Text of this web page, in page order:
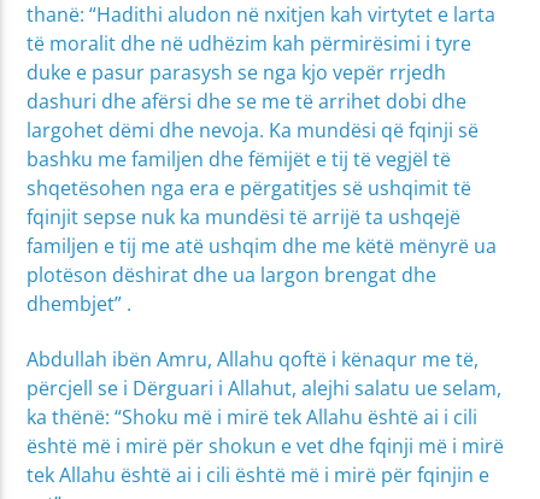
thanë: “Hadithi aludon në nxitjen kah virtytet e larta
të moralit dhe në udhëzim kah përmirësimi i tyre
duke e pasur parasysh se nga kjo vepër rrjedh
dashuri dhe afërsi dhe se me të arrihet dobi dhe
largohet dëmi dhe nevoja. Ka mundësi që fqinji së
bashku me familjen dhe fëmijët e tij të vegjël të
shqetësohen nga era e përgatitjes së ushqimit të
fqinjit sepse nuk ka mundësi të arrijë ta ushqejë
familjen e tij me atë ushqim dhe me këtë mënyrë ua
plotëson dëshirat dhe ua largon brengat dhe
dhembjet” .
Abdullah ibën Amru, Allahu qoftë i kënaqur me të,
përcjell se i Dërguari i Allahut, alejhi salatu ue selam,
ka thënë: “Shoku më i mirë tek Allahu është ai i cili
është më i mirë për shokun e vet dhe fqinji më i mirë
tek Allahu është ai i cili është më i mirë për fqinjin e